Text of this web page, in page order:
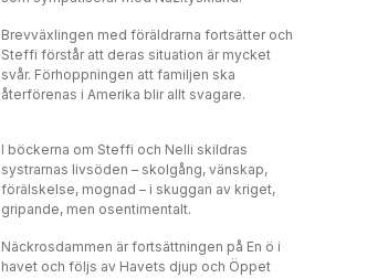
Brevväxlingen med föräldrarna fortsätter och
Steffi förstår att deras situation är mycket
svår. Förhoppningen att familjen ska
återförenas i Amerika blir allt svagare.
I böckerna om Steffi och Nelli skildras
systrarnas livsöden – skolgång, vänskap,
förälskelse, mognad – i skuggan av kriget,
gripande, men osentimentalt.
Näckrosdammen är fortsättningen på En ö i
havet och följs av Havets djup och Öppet